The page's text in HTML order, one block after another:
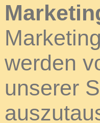
werden
unserer